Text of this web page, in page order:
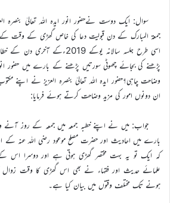
سوال: ایک دوست نےحضور انور ایدہ اللہ تعالیٰ بنصرہ
جمعۃ المبارک کے دن قبولیت دعا کی خاص گھڑی کے وقت
اسی طرح جلسہ سالانہ یوکے
پڑھنے کی بجائے چھوٹی سورتیں پڑھنے کے بارے میں حضور
ان دونوں امور کی مزید وضاحت کرتے ہوئے فرمایا:
جواب: میں نے اپنے خطبہ جمعہ میں جمعہ کے روز آنے
بارے میں احادیث اور حضرت مصلح موعود رضی اللہ عنہ کے
کہ ایک تو یہ بہت مختصر گھڑی ہوتی ہے اور دوسرا اس
علمائے حدیث اور فقہاء نے بھی اس گھڑی کا وقت
ہونے تک مختلف وقتوں میں بیان کیا ہے۔